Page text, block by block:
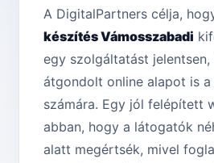
A DigitalPartners célja,
készítés Vámosszabadi
egy szolgáltatást jelentsen,
átgondolt online alapot is
számára. Egy jól felépített
abban, hogy a látogatók
alatt megértsék, mivel